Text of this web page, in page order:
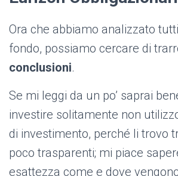
Ora che abbiamo analizzato
fondo, possiamo cercare di
conclusioni.
Se mi leggi da un po’ saprai
investire solitamente non
di investimento, perché li trovo
poco trasparenti; mi piace
esattezza come e dove